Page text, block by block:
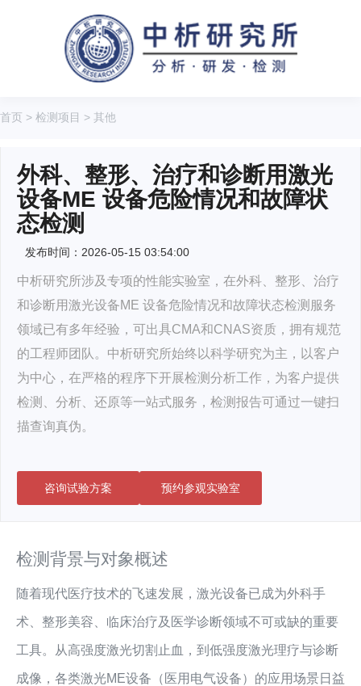
首页 > 检测项目 > 其他
外科、整形、治疗和诊断用激光
设备ME 设备危险情况和故障状
态检测
发布时间：2026-05-15 03:54:00
中析研究所涉及专项的性能实验室，在外科、整形、治疗
和诊断用激光设备ME 设备危险情况和故障状态检测服务
领域已有多年经验，可出具CMA和CNAS资质，拥有规范
的工程师团队。中析研究所始终以科学研究为主，以客户
为中心，在严格的程序下开展检测分析工作，为客户提供
检测、分析、还原等一站式服务，检测报告可通过一键扫
描查询真伪。
咨询试验方案 预约参观实验室
检测背景与对象概述
随着现代医疗技术的飞速发展，激光设备已成为外科手
术、整形美容、临床治疗及医学诊断领域不可或缺的重要
工具。从高强度激光切割止血，到低强度激光理疗与诊断
成像，各类激光ME设备（医用电气设备）的应用场景日益